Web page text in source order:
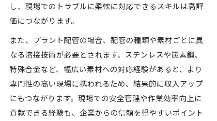
し、現場でのトラブルに柔軟に対応できるスキルは高評
価につながります。
また、プラント配管の場合、配管の種類や素材ごとに異
なる溶接技術が必要とされます。ステンレスや炭素鋼、
特殊合金など、幅広い素材への対応経験があると、より
専門性の高い現場に携われるため、結果的に収入アップ
にもつながります。現場での安全管理や作業効率向上に
貢献できる経験も、企業からの信頼を得やすいポイント